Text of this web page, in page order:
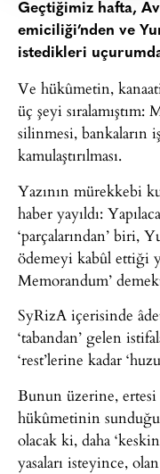
Geçtiğimiz hafta,
emiciliği’nden ve
istedikleri
Ve hükûmetin,
üç şeyi
silinmesi, bankaların
kamulaştırılması.
Yazının mürekkebi
haber yayıldı:
‘parçalarından’ biri,
ödemeyi kabûl ettiği
Memorandum’
SyRizA içerisinde
‘tabandan’ gelen
‘rest’lerine kadar
Bunun üzerine,
hükûmetinin
olacak ki, daha
yasaları isteyince,